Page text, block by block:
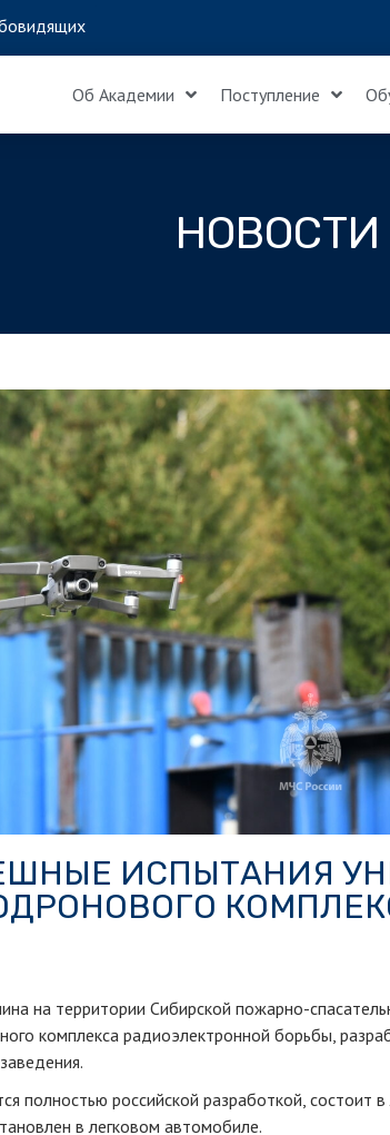
Об Академии Поступление
НОВОСТИ
ИСПЫТАНИЯ
на территории Сибирской пожарно-
комплекса радиоэлектронной борьбы,
полностью российской разработкой, состоит
в легковом автомобиле.